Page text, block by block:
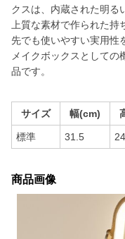
クスは、内蔵された明る
上質な素材で作られた
先でも使いやすい実用性
メイクボックスとして
品です。
サイズ 幅(cm)
標準 31.5
商品画像